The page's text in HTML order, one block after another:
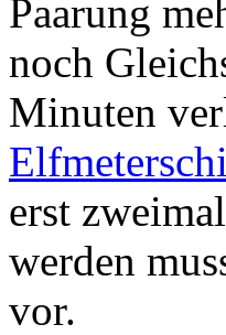
Paarung
noch
Minuten
erst
werden
vor.